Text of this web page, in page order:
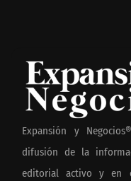
Expansión y
difusión de la
editorial activo y en